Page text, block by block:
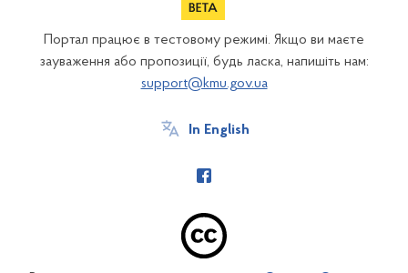
Портал працює в тестовому режимі. Якщо ви маєте
зауваження або пропозиції, будь ласка, напишіть нам:
support@kmu.gov.ua
In English